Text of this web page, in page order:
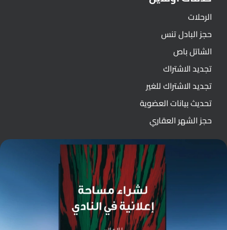
الرحلات
حجز البادل تنس
الشاتل باص
تجديد الاشتراك
تجديد الاشتراك للغير
تحديث بيانات العضوية
حجز الشهر العقاري